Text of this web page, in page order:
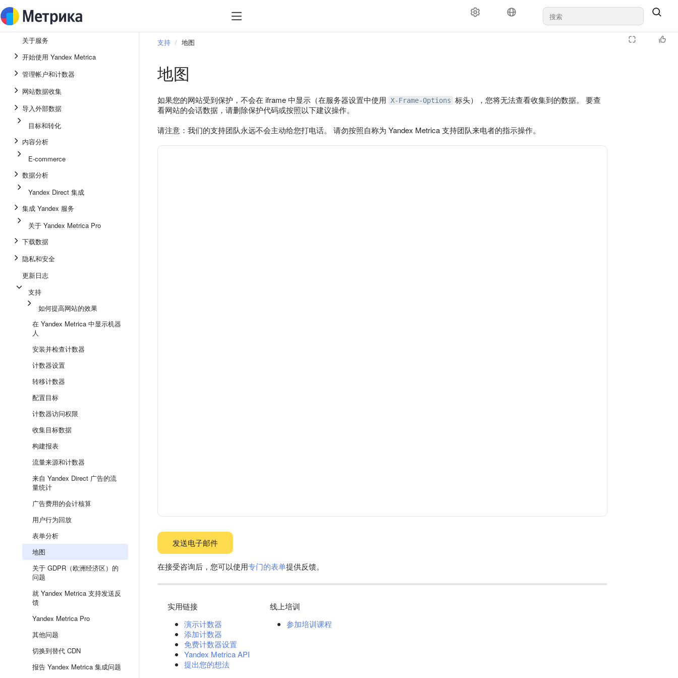
关于服务
开始使用 Yandex Metrica
管理帐户和计数器
网站数据收集
导入外部数据
目标和转化
内容分析
E-commerce
数据分析
Yandex Direct 集成
集成 Yandex 服务
关于 Yandex Metrica Pro
下载数据
隐私和安全
更新日志
支持
如何提高网站的效果
在 Yandex Metrica 中显示机器
人
安装并检查计数器
计数器设置
转移计数器
配置目标
计数器访问权限
收集目标数据
构建报表
流量来源和计数器
来自 Yandex Direct 广告的流
量统计
广告费用的会计核算
用户行为回放
表单分析
地图
关于 GDPR（欧洲经济区）的
问题
就 Yandex Metrica 支持发送反
馈
Yandex Metrica Pro
其他问题
切换到替代 CDN
报告 Yandex Metrica 集成问题
支持 地图
地图
如果您的网站受到保护，不会在 iframe 中显示（在服务器设置中使用 X-Frame-Options 标头），您将无法查看收集到的数据。 要查
看网站的会话数据，请删除保护代码或按照以下建议操作。
请注意：我们的支持团队永远不会主动给您打电话。 请勿按照自称为 Yandex Metrica 支持团队来电者的指示操作。
发送电子邮件
在接受咨询后，您可以使用专门的表单提供反馈。
实用链接
演示计数器
添加计数器
免费计数器设置
Yandex Metrica API
提出您的想法
线上培训
参加培训课程